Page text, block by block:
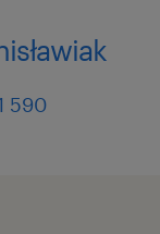
590